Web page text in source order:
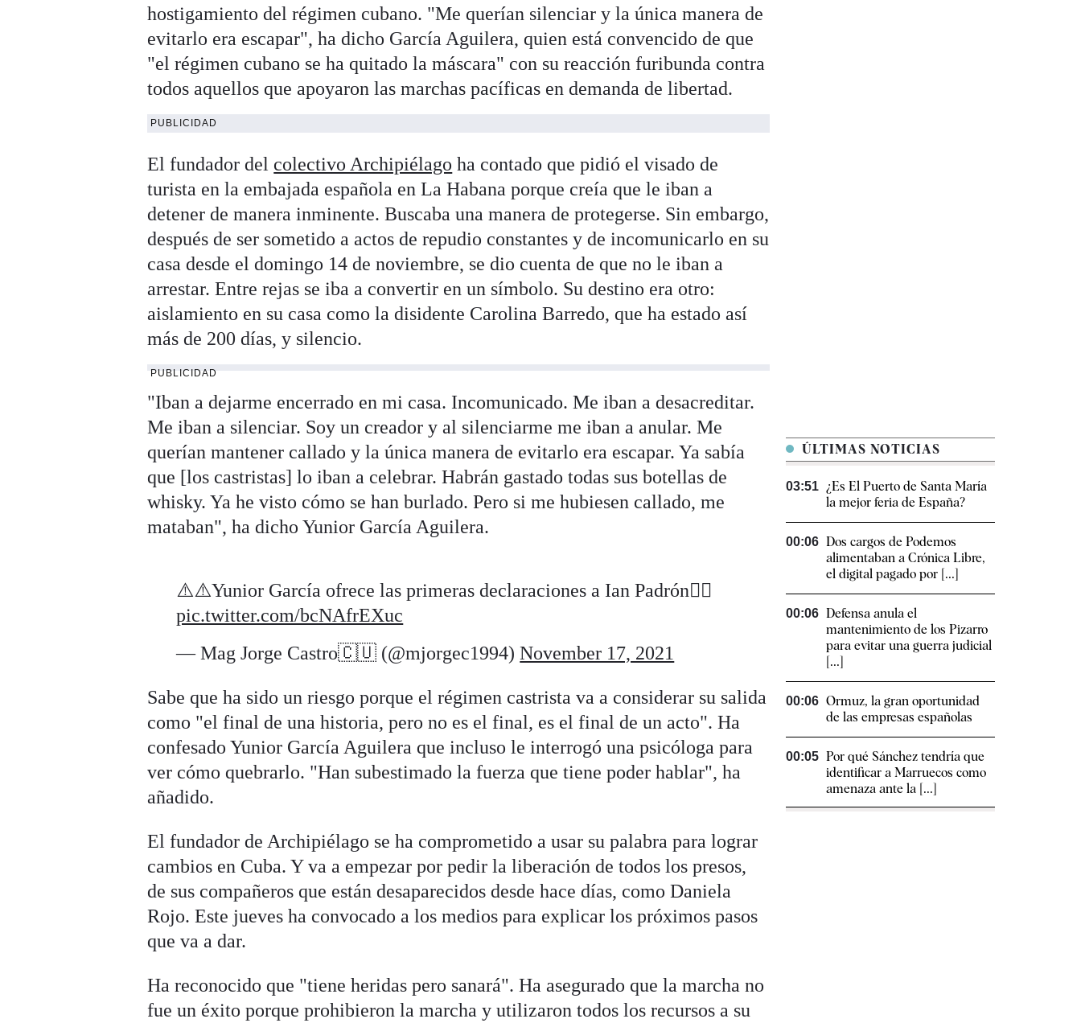
hostigamiento del régimen cubano. "Me querían silenciar y la única manera de
evitarlo era escapar", ha dicho García Aguilera, quien está convencido de que
"el régimen cubano se ha quitado la máscara" con su reacción furibunda contra
todos aquellos que apoyaron las marchas pacíficas en demanda de libertad.
PUBLICIDAD
El fundador del colectivo Archipiélago ha contado que pidió el visado de
turista en la embajada española en La Habana porque creía que le iban a
detener de manera inminente. Buscaba una manera de protegerse. Sin embargo,
después de ser sometido a actos de repudio constantes y de incomunicarlo en su
casa desde el domingo 14 de noviembre, se dio cuenta de que no le iban a
arrestar. Entre rejas se iba a convertir en un símbolo. Su destino era otro:
aislamiento en su casa como la disidente Carolina Barredo, que ha estado así
más de 200 días, y silencio.
PUBLICIDAD
"Iban a dejarme encerrado en mi casa. Incomunicado. Me iban a desacreditar.
Me iban a silenciar. Soy un creador y al silenciarme me iban a anular. Me
querían mantener callado y la única manera de evitarlo era escapar. Ya sabía
que [los castristas] lo iban a celebrar. Habrán gastado todas sus botellas de
whisky. Ya he visto cómo se han burlado. Pero si me hubiesen callado, me
mataban", ha dicho Yunior García Aguilera.
⚠️⚠️Yunior García ofrece las primeras declaraciones a Ian Padrón👇🏻
pic.twitter.com/bcNAfrEXuc
— Mag Jorge Castro🇨🇺 (@mjorgec1994)November 17, 2021
Sabe que ha sido un riesgo porque el régimen castrista va a considerar su salida
como "el final de una historia, pero no es el final, es el final de un acto". Ha
confesado Yunior García Aguilera que incluso le interrogó una psicóloga para
ver cómo quebrarlo. "Han subestimado la fuerza que tiene poder hablar", ha
añadido.
El fundador de Archipiélago se ha comprometido a usar su palabra para lograr
cambios en Cuba. Y va a empezar por pedir la liberación de todos los presos,
de sus compañeros que están desaparecidos desde hace días, como Daniela
Rojo. Este jueves ha convocado a los medios para explicar los próximos pasos
que va a dar.
Ha reconocido que "tiene heridas pero sanará". Ha asegurado que la marcha no
fue un éxito porque prohibieron la marcha y utilizaron todos los recursos a su
ÚLTIMAS NOTICIAS
03:51 ¿Es El Puerto de Santa María
la mejor feria de España?
00:06 Dos cargos de Podemos
alimentaban a Crónica Libre,
el digital pagado por [...]
00:06 Defensa anula el
mantenimiento de los Pizarro
para evitar una guerra judicial
[...]
00:06 Ormuz, la gran oportunidad
de las empresas españolas
00:05 Por qué Sánchez tendría que
identificar a Marruecos como
amenaza ante la [...]